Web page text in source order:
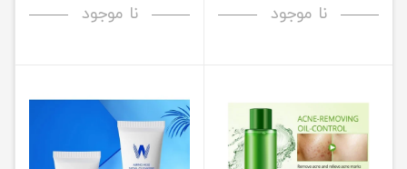
نا موجود نا موجود